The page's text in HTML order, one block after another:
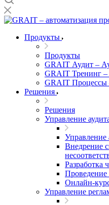
Продукты
Продукты
GRAIT Аудит –
GRAIT Тренинг –
GRAIT Процессы
Решения
Решения
Управление
Управление
Внедрение
Разработка
Проведение
Онлайн-
Управление